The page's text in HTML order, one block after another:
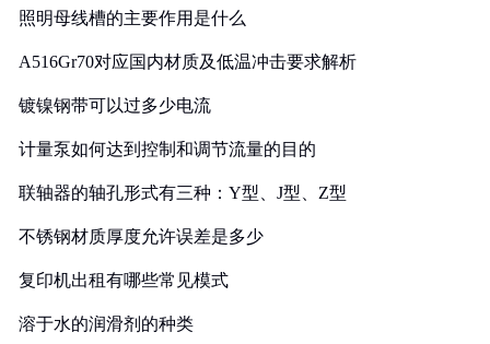
照明母线槽的主要作用是什么
A516Gr70对应国内材质及低温冲击要求解析
镀镍钢带可以过多少电流
计量泵如何达到控制和调节流量的目的
联轴器的轴孔形式有三种：Y型、J型、Z型
不锈钢材质厚度允许误差是多少
复印机出租有哪些常见模式
溶于水的润滑剂的种类